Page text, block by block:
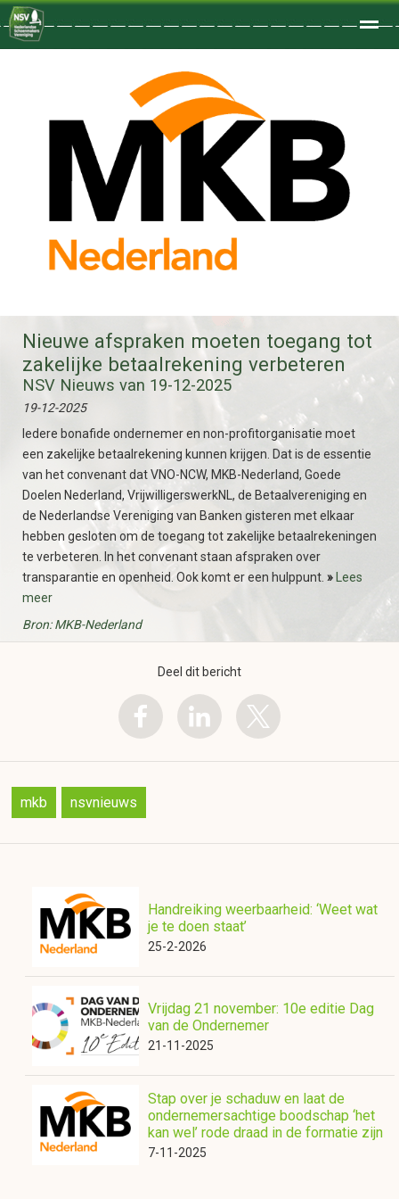
Zoeken Foto's
Nieuwe afspraken moeten toegang tot
zakelijke betaalrekening verbeteren
NSV Nieuws van 19-12-2025
19-12-2025
Iedere bonafide ondernemer en non-profitorganisatie moet
een zakelijke betaalrekening kunnen krijgen. Dat is de essentie
van het convenant dat VNO-NCW, MKB-Nederland, Goede
Doelen Nederland, VrijwilligerswerkNL, de Betaalvereniging en
de Nederlandse Vereniging van Banken gisteren met elkaar
hebben gesloten om de toegang tot zakelijke betaalrekeningen
te verbeteren. In het convenant staan afspraken over
transparantie en openheid. Ook komt er een hulppunt. »
Lees
meer
Bron: MKB-Nederland
Deel dit bericht
mkb nsvnieuws
Handreiking weerbaarheid: ‘Weet wat
je te doen staat’
25-2-2026
Vrijdag 21 november: 10e editie Dag
van de Ondernemer
21-11-2025
Stap over je schaduw en laat de
ondernemersachtige boodschap ‘het
kan wel’ rode draad in de formatie zijn
7-11-2025